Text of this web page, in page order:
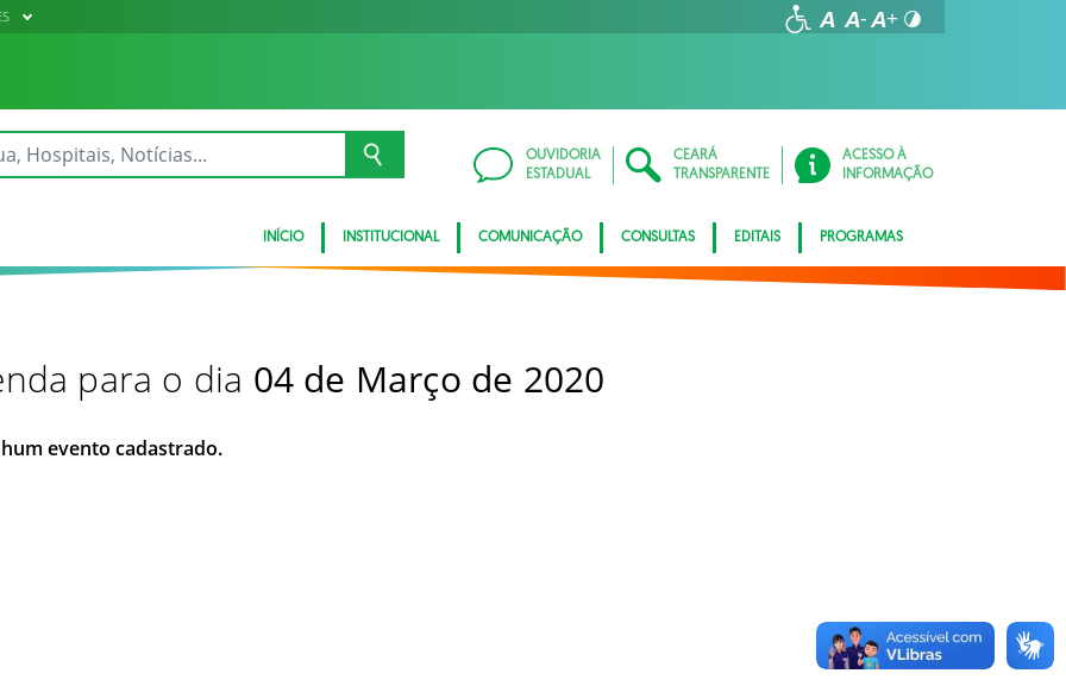
OUVIDORIA
ESTADUAL
CEARÁ
TRANSPARENTE
ACESSO À
INFORMAÇÃO
INÍCIO INSTITUCIONAL COMUNICAÇÃO CONSULTAS EDITAIS PROGRAMAS
para o dia 04 de Março de 2020
evento cadastrado.